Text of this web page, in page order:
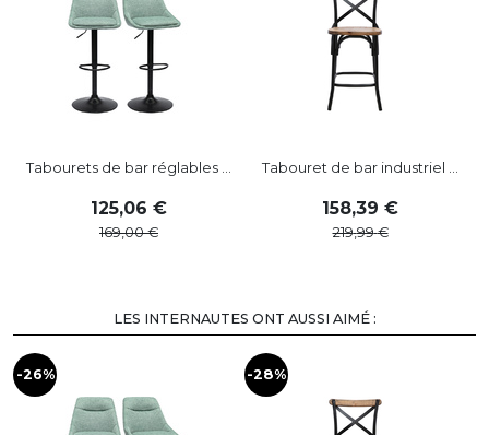
Tabourets de bar réglables ...
125,06
169,00
Tabouret de bar industriel ...
158,39
219,99
LES INTERNAUTES ONT AUSSI AIMÉ :
-26% -28%